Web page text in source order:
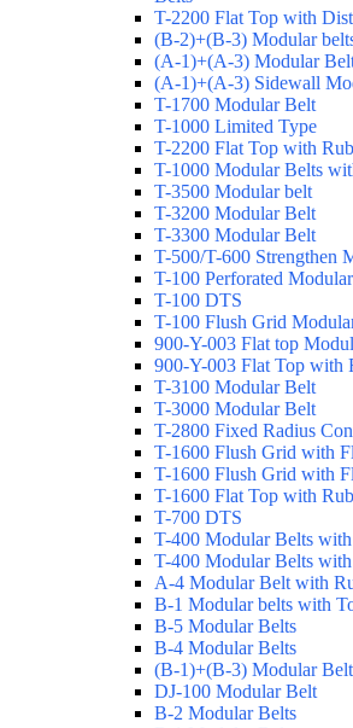
T-2200 Flat Top with
(B-2)+(B-3) Modular
(A-1)+(A-3) Modular
(A-1)+(A-3) Sidewall
T-1700 Modular Belt
T-1000 Limited Type
T-2200 Flat Top with
T-1000 Modular Belts
T-3500 Modular belt
T-3200 Modular Belt
T-3300 Modular Belt
T-500/T-600 Strengthen
T-100 Perforated
T-100 DTS
T-100 Flush Grid
900-Y-003 Flat top
900-Y-003 Flat Top with
T-3100 Modular Belt
T-3000 Modular Belt
T-2800 Fixed Radius
T-1600 Flush Grid with
T-1600 Flush Grid with
T-1600 Flat Top with
T-700 DTS
T-400 Modular Belts with
T-400 Modular Belts
A-4 Modular Belt with
B-1 Modular belts with
B-5 Modular Belts
B-4 Modular Belts
(B-1)+(B-3) Modular
DJ-100 Modular Belt
B-2 Modular Belts